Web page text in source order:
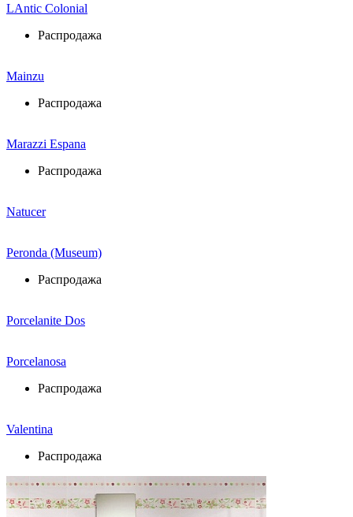
LAntic Colonial
Распродажа
Mainzu
Распродажа
Marazzi Espana
Распродажа
Natucer
Peronda (Museum)
Распродажа
Porcelanite Dos
Porcelanosa
Распродажа
Valentina
Распродажа